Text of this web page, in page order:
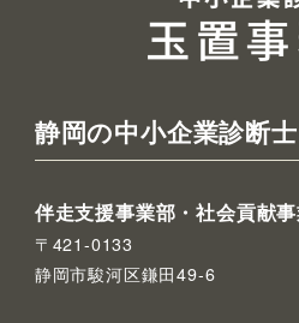
静岡の中小企業診断
伴走支援事業部・社会貢献
〒421-0133
静岡市駿河区鎌田49-6